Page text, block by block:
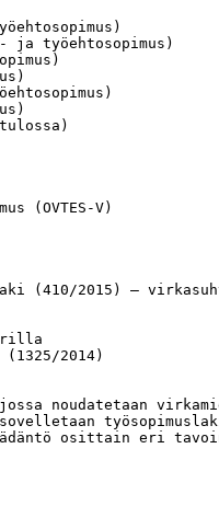
ja työehtosopimus)
(OVTES-V)
(410/2015) –
2014)
noudatetaan
osittain eri